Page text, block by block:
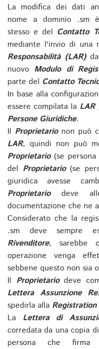
La modifica dei dati
nome a dominio .sm
stesso e del Contatto
mediante l'invio di una
Responsabilità (LAR)da
nuovo Modulo di
parte del Contatto
In base alla
essere compilata la LAR
Persone Giuridiche.
Il Proprietarionon può
LAR, quindi non può
Proprietario(se persona
del Proprietario(se
giuridica avesse
Proprietariodeve
documentazione che ne
Considerato che la
.sm deve sempre
Rivenditore, sarebbe
operazione venga
sebbene questo non sia
Il Proprietariodeve
Lettera Assunzione
spedirla alla
La Lettera di
corredata da una copia
persona che firma